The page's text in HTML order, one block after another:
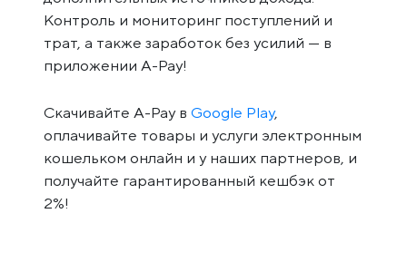
Контроль и мониторинг поступлений и
трат, а также заработок без усилий — в
приложении A-Pay!
Скачивайте A-Pay вGoogle Play,
оплачивайте товары и услуги электронным
кошельком онлайн и у наших партнеров, и
получайте гарантированный кешбэк от
2%!